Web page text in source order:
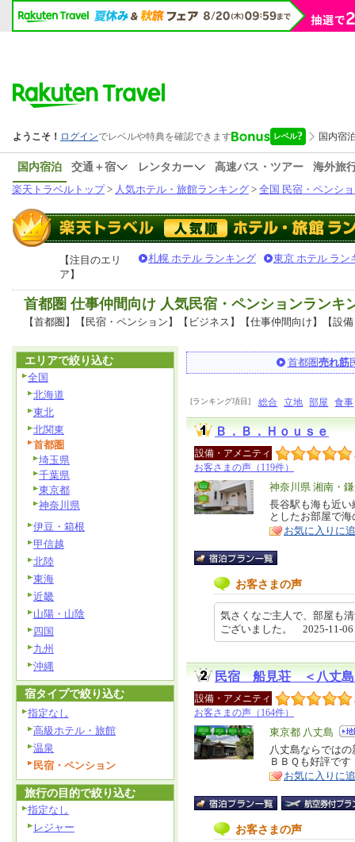
国内宿泊 交通＋宿 レンタカー 高速バス・ツアー
海外旅
楽天トラベルトップ> 人気ホテル・旅館ランキング > 全国 民宿・ペンシ
【注目のエリ
ア】
札幌 ホテル ランキング 東京 ホテル ラン
首都圏 仕事仲間向け 人気民宿・ペンションランキ
【首都圏】【民宿・ペンション】【ビジネス】【仕事仲間向け】【設
首都圏売れ筋
[ランキング項目] 総合 立地 部屋 食事
Ｂ．Ｂ．Ｈｏｕｓｅ
設備・アメニティ
お客さまの声（119件）
エ
リ
ア
神奈川県 湘南・
特
徴
長谷駅も海も近
としたお部屋で
お気に入りに
お客さまの声
気さくなご主人で、部屋も
ございました。 2025-11-
民宿 船見荘 ＜八丈島
設備・アメニティ
お客さまの声（164件）
エ
リ
ア
東京都 八丈島
特
徴
八丈島ならでは
ＢＢＱも好評です
お気に入りに
お客さまの声
エリアで絞り込む
全国
北海道
東北
北関東
首都圏
埼玉県
千葉県
東京都
神奈川県
伊豆・箱根
甲信越
北陸
東海
近畿
山陽・山陰
四国
九州
沖縄
宿タイプで絞り込む
指定なし
高級ホテル・旅館
温泉
民宿・ペンション
旅行の目的で絞り込む
指定なし
レジャー